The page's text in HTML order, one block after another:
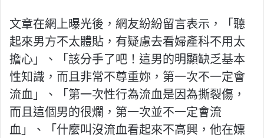
文章在網上曝光後，網友紛紛留言表示，「聽
起來男方不太體貼，有疑慮去看婦產科不用太
擔心」、「該分手了吧！這男的明顯缺乏基本
性知識，而且非常不尊重妳，第一次不一定會
流血」、「第一次性行為流血是因為撕裂傷，
而且這個男的很爛，第一次並不一定會流
血」、「什麼叫沒流血看起來不高興，他在嫖